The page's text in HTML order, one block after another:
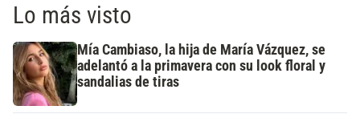
Lo más visto
Mía Cambiaso, la hija de María Vázquez, se
adelantó a la primavera con su look floral y
sandalias de tiras